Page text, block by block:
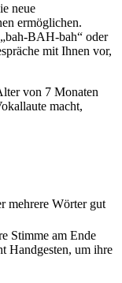
neue
ermöglichen.
BAH-bah“ oder
mit Ihnen vor,
von 7 Monaten
macht,
mehrere Wörter gut
Stimme am Ende
Handgesten, um ihre